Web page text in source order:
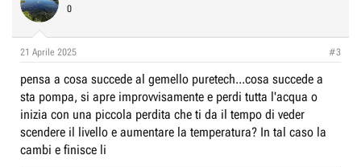
0
21 Aprile 2025 #3
pensa a cosa succede al gemello puretech...cosa succede a
sta pompa, si apre improvvisamente e perdi tutta l'acqua o
inizia con una piccola perdita che ti da il tempo di veder
scendere il livello e aumentare la temperatura? In tal caso la
cambi e finisce li